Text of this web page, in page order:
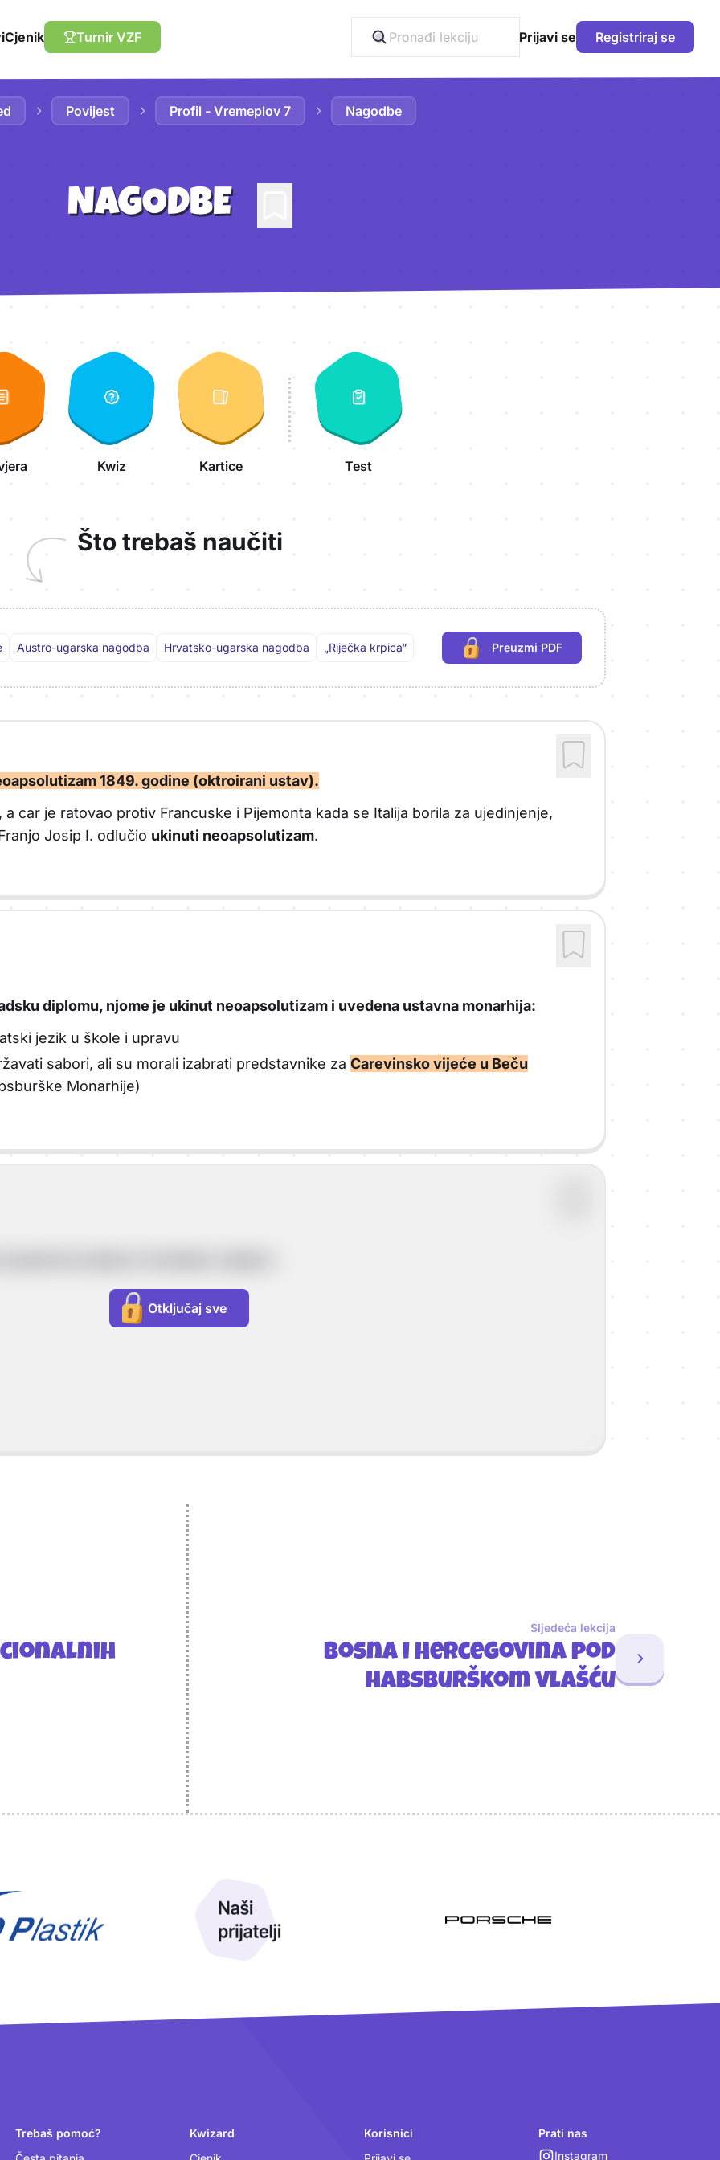
Cjenik Turnir VZF Prijavi se Registriraj se
Povijest Profil - Vremeplov 7 Nagodbe
NAGODBE
Kwiz Kartice Test
Što trebaš naučiti
Austro-ugarska nagodba Hrvatsko-ugarska nagodba „Riječka krpica“ Preuzmi PDF
(potrebna prijava)
1849. godine (oktroirani ustav).
car je ratovao protiv Francuske i Pijemonta kada se Italija borila za ujedinjenje,
Josip I. odlučio ukinuti neoapsolutizam.
diplomu, njome je ukinut neoapsolutizam i uvedena ustavna monarhija:
jezik u škole i upravu
sabori, ali su morali izabrati predstavnike za Carevinsko vijeće u Beču
Monarhije)
Otključaj sve
Sljedeća lekcija
Bosna i Hercegovina pod
habsburškom vlašću
Trebaš pomoć?
Kwizard
Korisnici
Prati nas
Instagram